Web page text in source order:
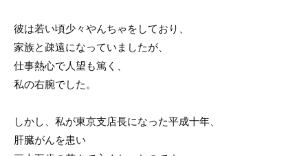
彼は若い頃少々やんちゃをしており、
家族と疎遠になっていましたが、
仕事熱心で人望も篤く、
私の右腕でした。
しかし、私が東京支店長になった平成十年、
肝臓がんを患い